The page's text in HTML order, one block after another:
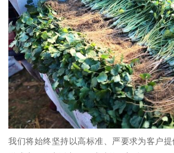
我们将始终坚持以高标准、严要求为客户